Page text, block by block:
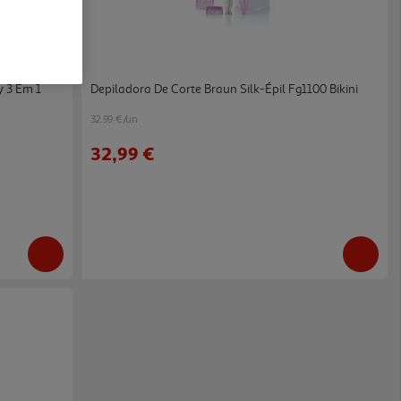
3 Em 1 Depiladora De Corte Braun Silk-Épil Fg1100 Bikini
32.99 €/un
32,99 €